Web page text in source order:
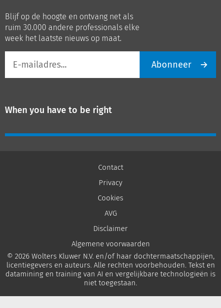
LinkedInYoutube
Blijf op de hoogte en ontvang net als
ruim 30.000 andere professionals elke
week het laatste nieuws op maat.
mailadres
Abonneer
When you have to be right
Contact
Privacy
Cookies
AVG
Disclaimer
Algemene voorwaarden
© 2026 Wolters Kluwer N.V. en/of haar dochtermaatschappijen,
licentiegevers en auteurs. Alle rechten voorbehouden. Tekst en
datamining en training van AI en vergelijkbare technologieën is
niet toegestaan.